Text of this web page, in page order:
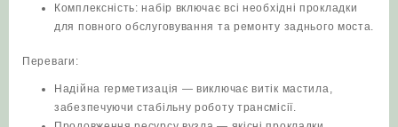
Комплексність: набір включає всі необхідні прокладки
для повного обслуговування та ремонту заднього моста.
Переваги:
Надійна герметизація — виключає витік мастила,
забезпечуючи стабільну роботу трансмісії.